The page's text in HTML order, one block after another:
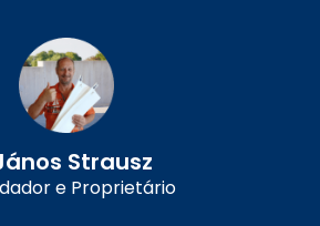
Strausz
e Proprietário